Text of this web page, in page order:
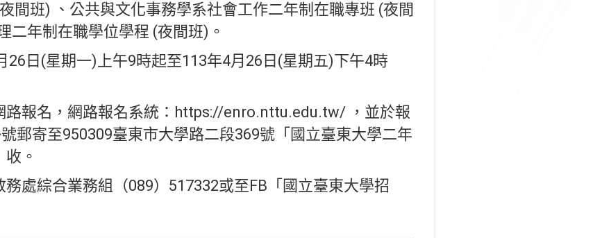
間班) 、公共與文化事務學系社會工作二年制在職專班 (夜間
二年制在職學位學程 (夜間班)。
26日(星期一)上午9時起至113年4月26日(星期五)下午4時
路報名，網路報名系統：https://enro.nttu.edu.tw/ ，並於報
郵寄至950309臺東市大學路二段369號「國立臺東大學二年
。
處綜合業務組（089）517332或至FB「國立臺東大學招